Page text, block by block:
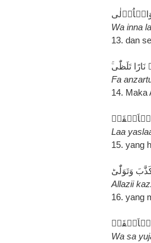
وَالۡاُوۡلٰى‏
Wa inna
13. dan
تَلَظّٰى‌ۚ
Fa
14. Maka
الۡاَشۡقَىۙ
Laa
15. yang
وَتَوَلّٰىؕ
Allazii
16. yang
الۡاَتۡقَىۙ
Wa sa